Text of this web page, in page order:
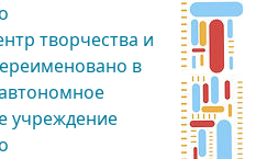
творчества и
в
учреждение